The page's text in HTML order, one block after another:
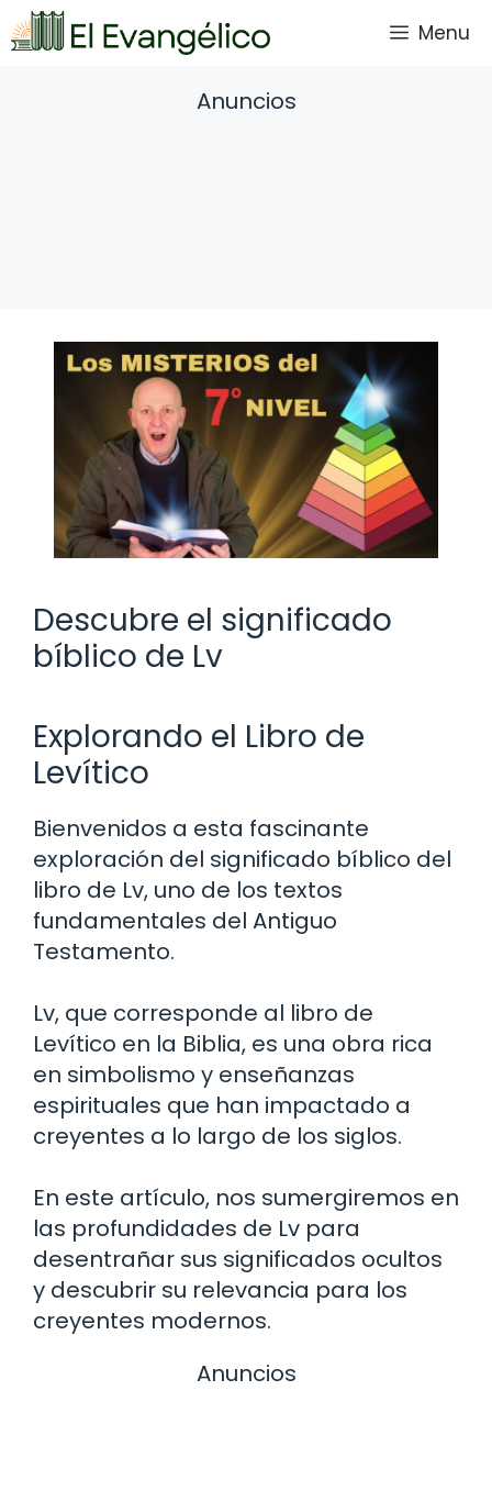
Saltar
al
Menu
Anuncios
Descubre el significado
bíblico de Lv
Explorando el Libro de
Levítico
Bienvenidos a esta fascinante
exploración del significado bíblico del
libro de Lv, uno de los textos
fundamentales del Antiguo
Testamento.
Lv, que corresponde al libro de
Levítico en la Biblia, es una obra rica
en simbolismo y enseñanzas
espirituales que han impactado a
creyentes a lo largo de los siglos.
En este artículo, nos sumergiremos en
las profundidades de Lv para
desentrañar sus significados ocultos
y descubrir su relevancia para los
creyentes modernos.
Anuncios